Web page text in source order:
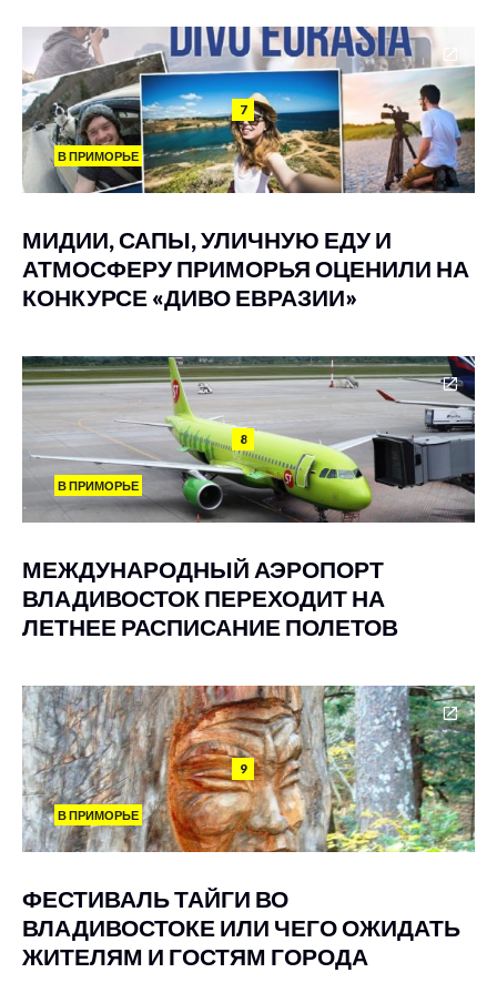
7
В ПРИМОРЬЕ
МИДИИ, САПЫ, УЛИЧНУЮ ЕДУ И
АТМОСФЕРУ ПРИМОРЬЯ ОЦЕНИЛИ НА
КОНКУРСЕ «ДИВО ЕВРАЗИИ»
8
В ПРИМОРЬЕ
МЕЖДУНАРОДНЫЙ АЭРОПОРТ
ВЛАДИВОСТОК ПЕРЕХОДИТ НА
ЛЕТНЕЕ РАСПИСАНИЕ ПОЛЕТОВ
9
В ПРИМОРЬЕ
ФЕСТИВАЛЬ ТАЙГИ ВО
ВЛАДИВОСТОКЕ ИЛИ ЧЕГО ОЖИДАТЬ
ЖИТЕЛЯМ И ГОСТЯМ ГОРОДА